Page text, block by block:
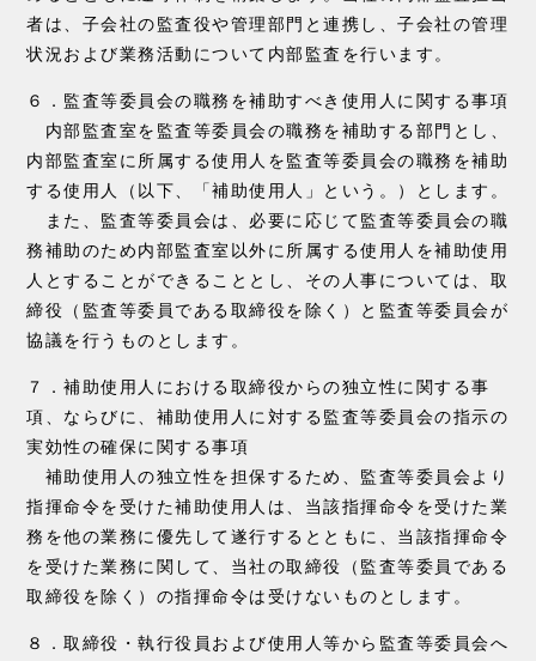
者は、子会社の監査役や管理部門と連携し、子会社の管理
状況および業務活動について内部監査を行います。
６．監査等委員会の職務を補助すべき使用人に関する事項
内部監査室を監査等委員会の職務を補助する部門とし、
内部監査室に所属する使用人を監査等委員会の職務を補助
する使用人（以下、「補助使用人」という。）とします。
また、監査等委員会は、必要に応じて監査等委員会の職
務補助のため内部監査室以外に所属する使用人を補助使用
人とすることができることとし、その人事については、取
締役（監査等委員である取締役を除く）と監査等委員会が
協議を行うものとします。
７．補助使用人における取締役からの独立性に関する事
項、ならびに、補助使用人に対する監査等委員会の指示の
実効性の確保に関する事項
補助使用人の独立性を担保するため、監査等委員会より
指揮命令を受けた補助使用人は、当該指揮命令を受けた業
務を他の業務に優先して遂行するとともに、当該指揮命令
を受けた業務に関して、当社の取締役（監査等委員である
取締役を除く）の指揮命令は受けないものとします。
８．取締役・執行役員および使用人等から監査等委員会へ